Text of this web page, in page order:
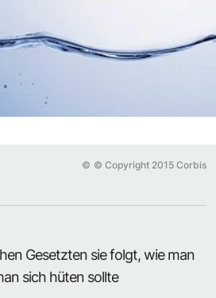
© © Copyright 2015 Corbis
Gesetzten sie folgt, wie man
sich hüten sollte